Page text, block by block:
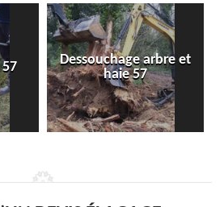
Dessouchage arbre et
haie 57